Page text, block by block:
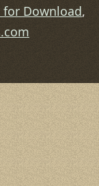
for Download,